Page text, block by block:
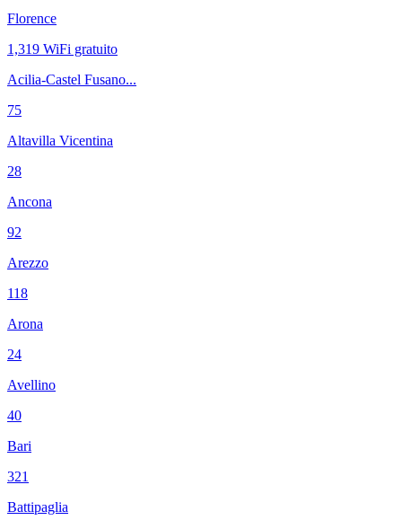
Florence
1,319 WiFi gratuito
Acilia-Castel Fusano...
75
Altavilla Vicentina
28
Ancona
92
Arezzo
118
Arona
24
Avellino
40
Bari
321
Battipaglia